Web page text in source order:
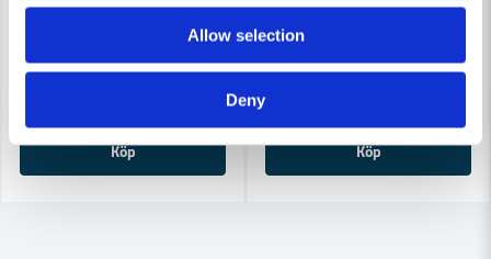
Allow selection
Deny
679 kr
633 kr
Köp
679 kr
633 kr
Köp